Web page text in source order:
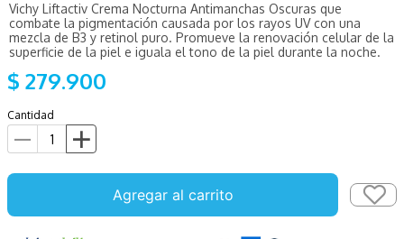
Vichy Liftactiv Crema Nocturna Antimanchas Oscuras que
combate la pigmentación causada por los rayos UV con una
mezcla de B3 y retinol puro. Promueve la renovación celular de la
superficie de la piel e iguala el tono de la piel durante la noche.
$ 279.900
Cantidad
Agregar al carrito
posay